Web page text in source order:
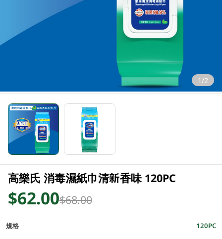
1/2
高樂氏 消毒濕紙巾清新香味 120PC
$62.00$68.00
規格 120PC